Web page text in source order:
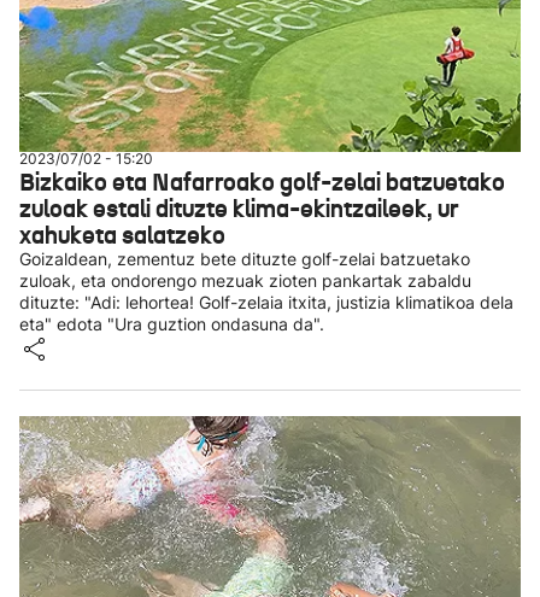
2023/07/02 - 15:20
Bizkaiko eta Nafarroako golf-zelai batzuetako
zuloak estali dituzte klima-ekintzaileek, ur
xahuketa salatzeko
Goizaldean, zementuz bete dituzte golf-zelai batzuetako
zuloak, eta ondorengo mezuak zioten pankartak zabaldu
dituzte: "Adi: lehortea! Golf-zelaia itxita, justizia klimatikoa dela
eta" edota "Ura guztion ondasuna da".